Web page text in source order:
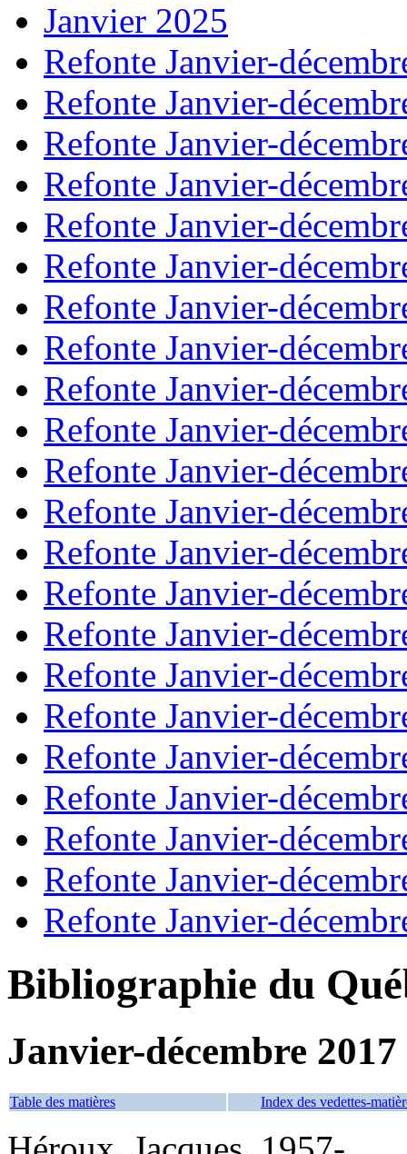
Janvier 2025
Refonte Janvier-
Refonte Janvier-
Refonte Janvier-
Refonte Janvier-
Refonte Janvier-
Refonte Janvier-
Refonte Janvier-
Refonte Janvier-
Refonte Janvier-
Refonte Janvier-
Refonte Janvier-
Refonte Janvier-
Refonte Janvier-
Refonte Janvier-
Refonte Janvier-
Refonte Janvier-
Refonte Janvier-
Refonte Janvier-
Refonte Janvier-
Refonte Janvier-
Refonte Janvier-
Refonte Janvier-
Bibliographie du
Janvier-décembre 2017
Table des matières Index des vedettes-